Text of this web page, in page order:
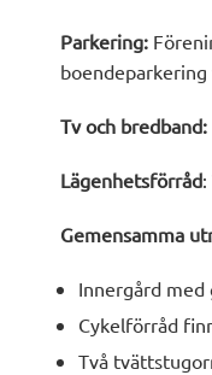
Parkering:
boendeparkering
Tv och bredband:
Lägenhetsförråd
Gemensamma
Innergård med
Cykelförråd
Två